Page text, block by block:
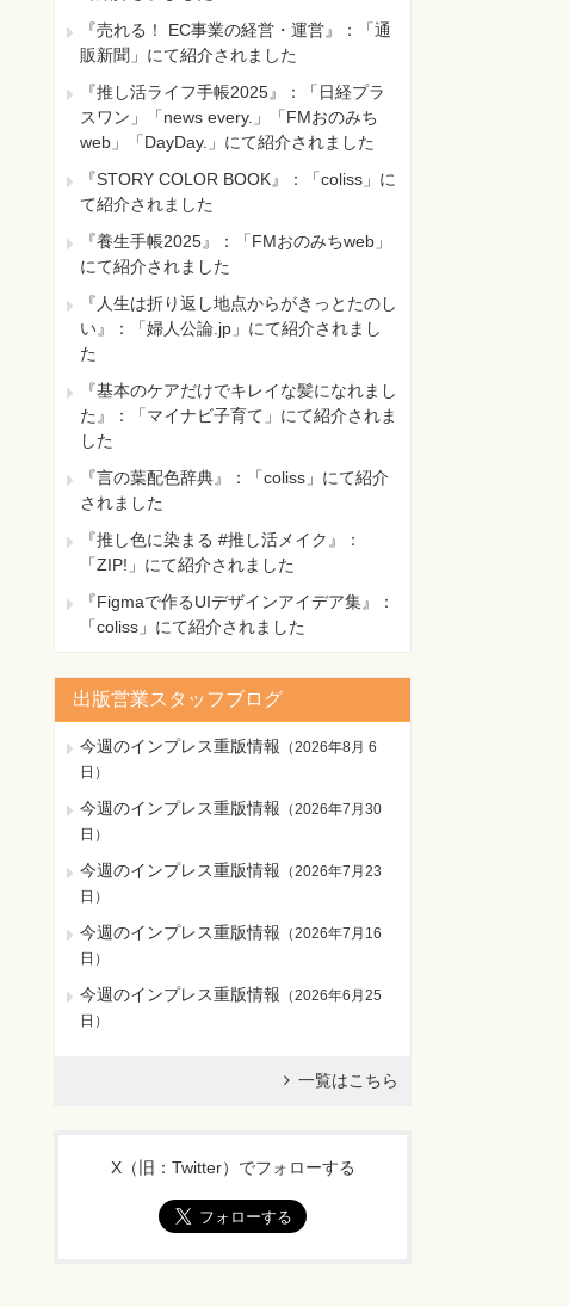
『売れる！ EC事業の経営・運営』：「通
販新聞」にて紹介されました
『推し活ライフ手帳2025』：「日経プラ
スワン」「news every.」「FMおのみち
web」「DayDay.」にて紹介されました
『STORY COLOR BOOK』：「coliss」に
て紹介されました
『養生手帳2025』：「FMおのみちweb」
にて紹介されました
『人生は折り返し地点からがきっとたのし
い』：「婦人公論.jp」にて紹介されまし
た
『基本のケアだけでキレイな髪になれまし
た』：「マイナビ子育て」にて紹介されま
した
『言の葉配色辞典』：「coliss」にて紹介
されました
『推し色に染まる #推し活メイク』：
「ZIP!」にて紹介されました
『Figmaで作るUIデザインアイデア集』：
「coliss」にて紹介されました
出版営業スタッフブログ
今週のインプレス重版情報 （2026年8月 6
日 ）
今週のインプレス重版情報 （2026年7月30
日 ）
今週のインプレス重版情報 （2026年7月23
日 ）
今週のインプレス重版情報 （2026年7月16
日 ）
今週のインプレス重版情報 （2026年6月25
日 ）
一覧はこちら
X（旧：Twitter）でフォローする